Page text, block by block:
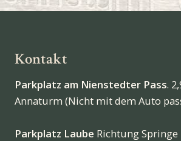
Kontakt
Parkplatz am Nienstedter Pass.
Annaturm (Nicht mit dem Auto
Parkplatz Laube Richtung